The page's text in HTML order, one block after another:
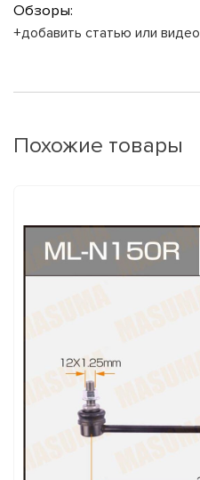
Обзоры:
+добавить статью или видео
Похожие товары